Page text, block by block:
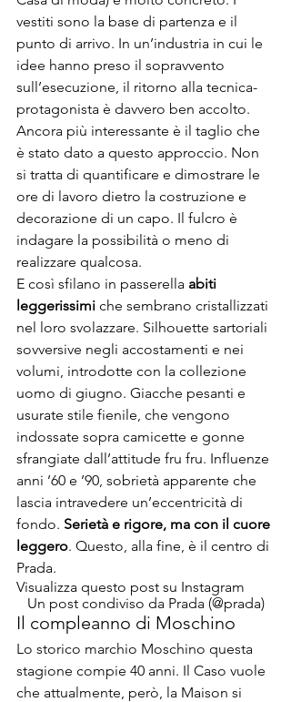
vestiti sono la base di partenza e il
punto di arrivo. In un’industria in cui le
idee hanno preso il sopravvento
sull’esecuzione, il ritorno alla tecnica-
protagonista è davvero ben accolto.
Ancora più interessante è il taglio che
è stato dato a questo approccio. Non
si tratta di quantificare e dimostrare le
ore di lavoro dietro la costruzione e
decorazione di un capo. Il fulcro è
indagare la possibilità o meno di
realizzare qualcosa.
E così sfilano in passerella abiti
leggerissimi che sembrano cristallizzati
nel loro svolazzare. Silhouette sartoriali
sovversive negli accostamenti e nei
volumi, introdotte con la collezione
uomo di giugno. Giacche pesanti e
usurate stile fienile, che vengono
indossate sopra camicette e gonne
sfrangiate dall’attitude fru fru. Influenze
anni ’60 e ’90, sobrietà apparente che
lascia intravedere un’eccentricità di
fondo. Serietà e rigore, ma con il cuore
leggero. Questo, alla fine, è il centro di
Prada.
Visualizza questo post su Instagram
Un post condiviso da Prada (@prada)
Il compleanno di Moschino
Lo storico marchio Moschino questa
stagione compie 40 anni. Il Caso vuole
che attualmente, però, la Maison si